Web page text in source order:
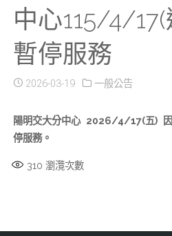
中心115/4/
暫停服務
2026-03-19 一般公告
陽明交大分中心 2026/4/17(五)
停服務。
310 瀏灠次數